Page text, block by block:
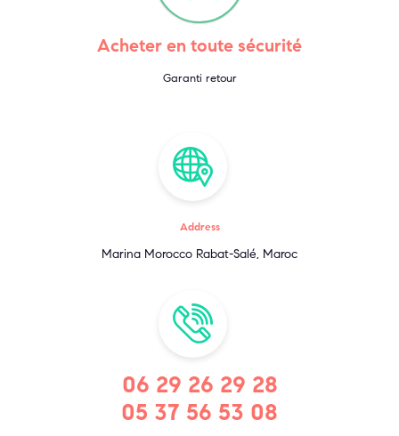
Acheter en toute sécurité
Garanti retour
Address
Marina Morocco Rabat-Salé, Maroc
06 29 26 29 28
05 37 56 53 08